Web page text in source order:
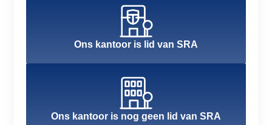
Ons kantoor is lid van SRA
Ons kantoor is nog geen lid van SRA